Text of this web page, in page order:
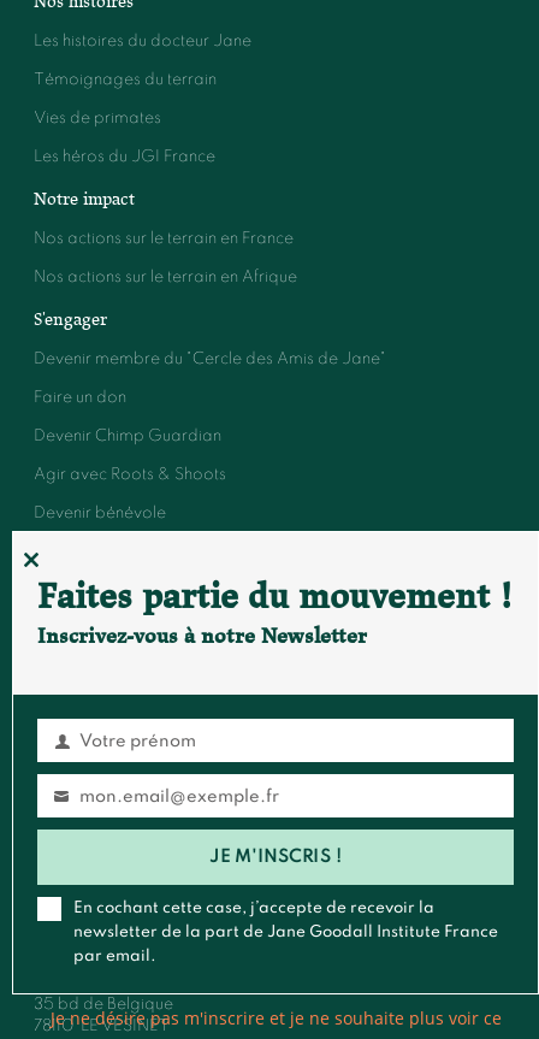
Les histoires du docteur Jane
Témoignages du terrain
Vies de primates
Les héros du JGI France
Notre impact
Nos actions sur le terrain en France
Nos actions sur le terrain en Afrique
S'engager
Devenir membre du "Cercle des Amis de Jane"
Faire un don
Devenir Chimp Guardian
Agir avec Roots & Shoots
Devenir bénévole
Événements et conférences
FAIRE UN DON
Contact
Général:contact@janegoodall.fr
presse@janegoodall.fr
Pour toute correspondance postale,vous pouvez nous écrire à
35 bd de Belgique
78110 LE VESINET
CLOSE
THIS
MODULE
Faites partie du mouvement !
Inscrivez-vous à notre Newsletter
PrénomVotre prénom
Emailmon.email@exemple.fr
JE M'INSCRIS !
En cochant cette case, j’accepte de recevoir la
newsletter de la part de Jane Goodall Institute France
par email.
Je ne désire pas m'inscrire et je ne souhaite plus voir ce